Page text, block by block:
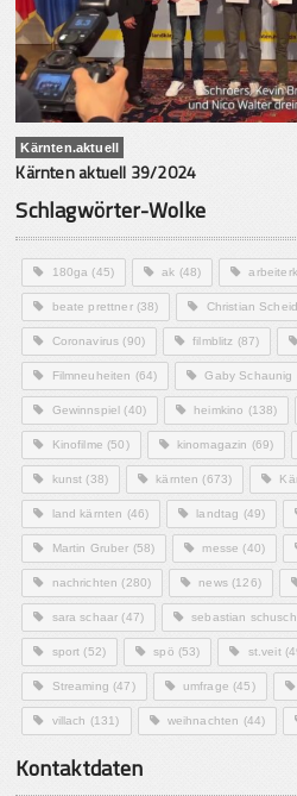
Kärnten.aktuell
Kärnten aktuell 39/2024
Schlagwörter-Wolke
180ga (45) ak (48)
beate prettner(38) Christian
Coronavirus (90) filmblitz (87)
Filmneuheiten (64) Gaby Schaunig
Gewinnspiel (40) heimkino (138)
Kinofilme (50) kinomagazin (69)
kunst (38) kärnten (673)
land kärnten (46) landtag (49)
Martin Gruber (58) messe (40)
nachrichten (280) news(126)
sara schaar (47) sebastian
sport (52) spö (53) st.veit
Streaming (47) umfrage (45)
villach (131) weihnachten (44)
Kontaktdaten